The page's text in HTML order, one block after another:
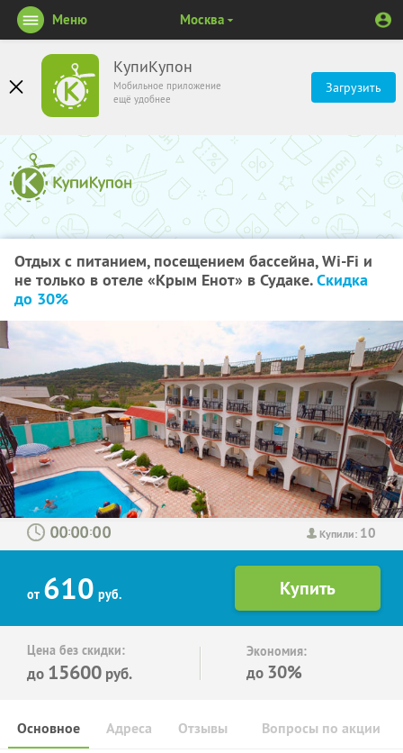
КупиКупон
Мобильное приложение
ещё удобнее
Загрузить
Меню Москва
Отдых с питанием, посещением бассейна, Wi-Fi и
не только в отеле «Крым Енот» в Судаке.Скидка
до 30%
Купили: 10
: :
от 610 руб.
Цена без скидки:
до 15600 руб.
Экономия:
до 30%
Основное Отзывы Вопросы по акции
Адреса